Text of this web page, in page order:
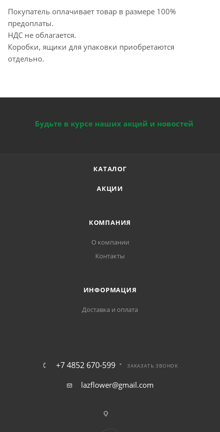
Покупатель оплачивает товар в размере 100%
предоплаты.
НДС не облагается.
Коробки, ящики для упаковки приобретаются
отдельно.
Будьте в курсе наших акций и новостей
КАТАЛОГ
АКЦИИ
КОМПАНИЯ
О компании
Контакты
ИНФОРМАЦИЯ
Доставка и оплата
+7 4852 670-599 ЗАКАЗАТЬ ЗВОНОК
lazflower@gmail.com